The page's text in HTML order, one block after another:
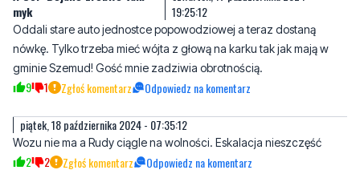
gminie Szemud! Gość mnie zadziwia obrotnością.
9 1 Zgłoś komentarz Odpowiedz na komentarz
piątek, 18 października 2024 - 07:35:12
Wozu nie ma a Rudy ciągle na wolności. Eskalacja nieszczęść
Janek piątek, 18 października 2024 - 08:24:15
Najważniejsze że dla księży się zawsze pieniądze znajdują bez